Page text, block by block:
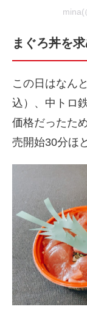
まぐろ丼を
この日はなん
込）、中トロ
価格だったた
売開始30分ほ